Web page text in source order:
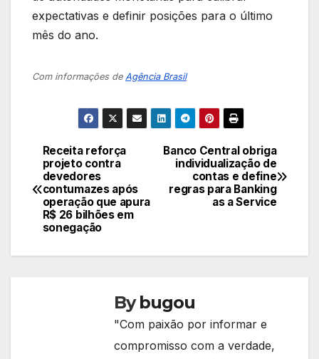
expectativas e definir posições para o último
mês do ano.
Com informações de Agência Brasil
Navegação
de
Post
Banco Central obriga
individualização de
contas e define
regras para Banking
as a Service
Receita reforça
projeto contra
devedores
contumazes após
operação que apura
R$ 26 bilhões em
sonegação
Bybugou
"Com paixão por informar e
compromisso com a verdade,